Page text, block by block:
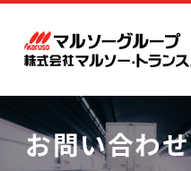
お問い合わせ